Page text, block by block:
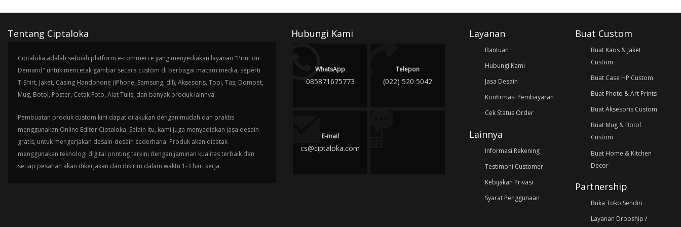
Tentang Ciptaloka
Ciptaloka adalah sebuah platform e-commerce yang menyediakan layanan "Print on
Demand" untuk mencetak gambar secara custom di berbagai macam media, seperti
T-Shirt, Jaket, Casing Handphone (iPhone, Samsung, dll), Aksesoris, Topi, Tas, Dompet,
Mug, Botol, Poster, Cetak Foto, Alat Tulis, dan banyak produk lainnya.
Pembuatan produk custom kini dapat dilakukan dengan mudah dan praktis
menggunakan Online Editor Ciptaloka. Selain itu, kami juga menyediakan jasa desain
gratis, untuk mengerjakan desain-desain sederhana. Produk akan dicetak
menggunakan teknologi digital printing terkini dengan jaminan kualitas terbaik dan
setiap pesanan akan dikerjakan dan dikirim dalam waktu 1-3 hari kerja.
Hubungi Kami
WhatsApp
085871675773
Telepon
(022) 520 5042
E-mail
cs@ciptaloka.com
Layanan
Bantuan
Hubungi Kami
Jasa Desain
Konfirmasi Pembayaran
Cek Status Order
Lainnya
Informasi Rekening
Testimoni Customer
Kebijakan Privasi
Syarat Penggunaan
Buat Custom
Buat Kaos & Jaket
Custom
Buat Case HP Custom
Buat Photo & Art Prints
Buat Aksesoris Custom
Buat Mug & Botol
Custom
Buat Home & Kitchen
Decor
Partnership
Buka Toko Sendiri
Layanan Dropship /